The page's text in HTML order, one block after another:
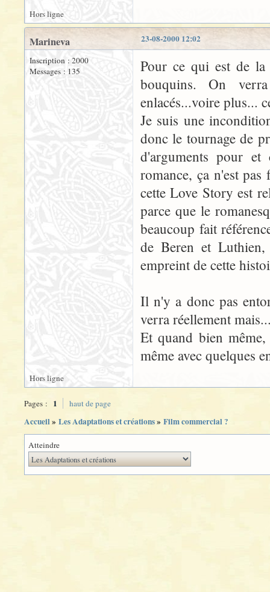
Hors ligne
23-08-2000 12:02
Marineva
Inscription : 2000
Messages : 135
Pour ce qui est de la
bouquins. On
enlacés...voire plus...
Je suis une
donc le tournage de
d'arguments pour
romance, ça n'est pas
cette Love Story est
parce que le
beaucoup fait
de Beren et
empreint de cette
Il n'y a donc pas
verra réellement
Et quand bien
même avec quelques
Hors ligne
Pages : 1 haut de page
Accueil» Les Adaptations et créations» Film commercial ?
Atteindre